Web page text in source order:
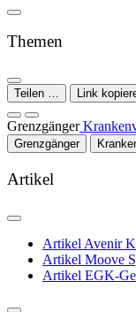
Themen
Teilen … Link
Grenzgänger
Grenzgänger
Artikel
Artikel Avenir
Artikel Moove
Artikel EGK-